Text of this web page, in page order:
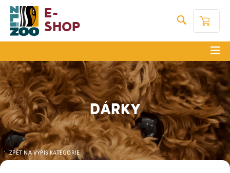
E-
Shop
DÁRKY
ZPĚT NA VÝPIS KATEGORIE